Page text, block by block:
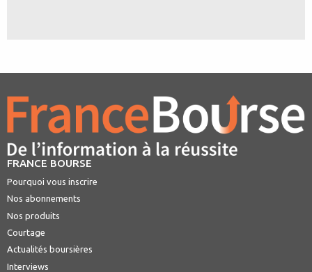
FRANCE BOURSE
Pourquoi vous inscrire
Nos abonnements
Nos produits
Courtage
Actualités boursières
Interviews